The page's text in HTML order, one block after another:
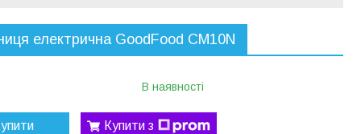
електрична GoodFood CM10N
В наявності
Купити з